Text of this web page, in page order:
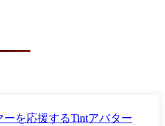
ーを応援するTintアバター